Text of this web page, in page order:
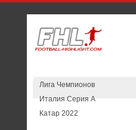
Лига Чемпионов
Италия Серия А
Катар 2022